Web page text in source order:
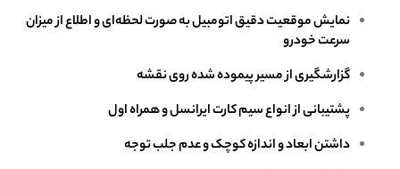
نمایش موقعیت دقیق اتومبیل به صورت لحظه‌ای و اطلاع از میزان
سرعت خودرو
گزارشگیری از مسیر پیموده شده روی نقشه
پشتیبانی از انواع سیم کارت ایرانسل و همراه اول
داشتن ابعاد و اندازه کوچک و عدم جلب توجه